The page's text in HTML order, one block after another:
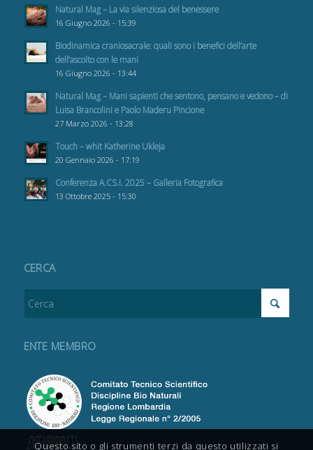
Natural Mag – La via silenziosa del benessere
16 Giugno 2026 - 15:39
Biodinamica craniosacrale: quali sono i benefici dell’arte
dell’ascolto con le mani
16 Giugno 2026 - 13:44
Natural Mag – Mani sapienti che sentono, pensano e vedono – di
Luisa Brancolini e Paolo Maderu Pincione
27 Marzo 2026 - 13:28
Touch – whit Katherine Ukleja
20 Gennaio 2026 - 17:19
Conferenza A.CS.I. 2025 – Galleria Fotografica
13 Ottobre 2025 - 15:30
CERCA
ENTE MEMBRO
Questo sito o gli strumenti terzi da questo utilizzati si